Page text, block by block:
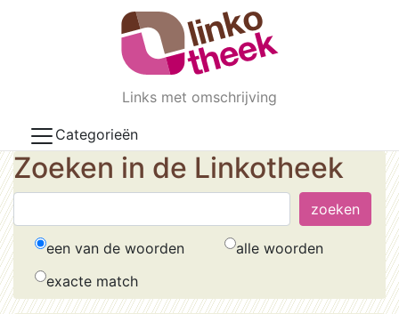
Skip to main content
Links met omschrijving
Categorieën
Zoeken in de Linkotheek
een van de woorden
alle woorden
exacte match